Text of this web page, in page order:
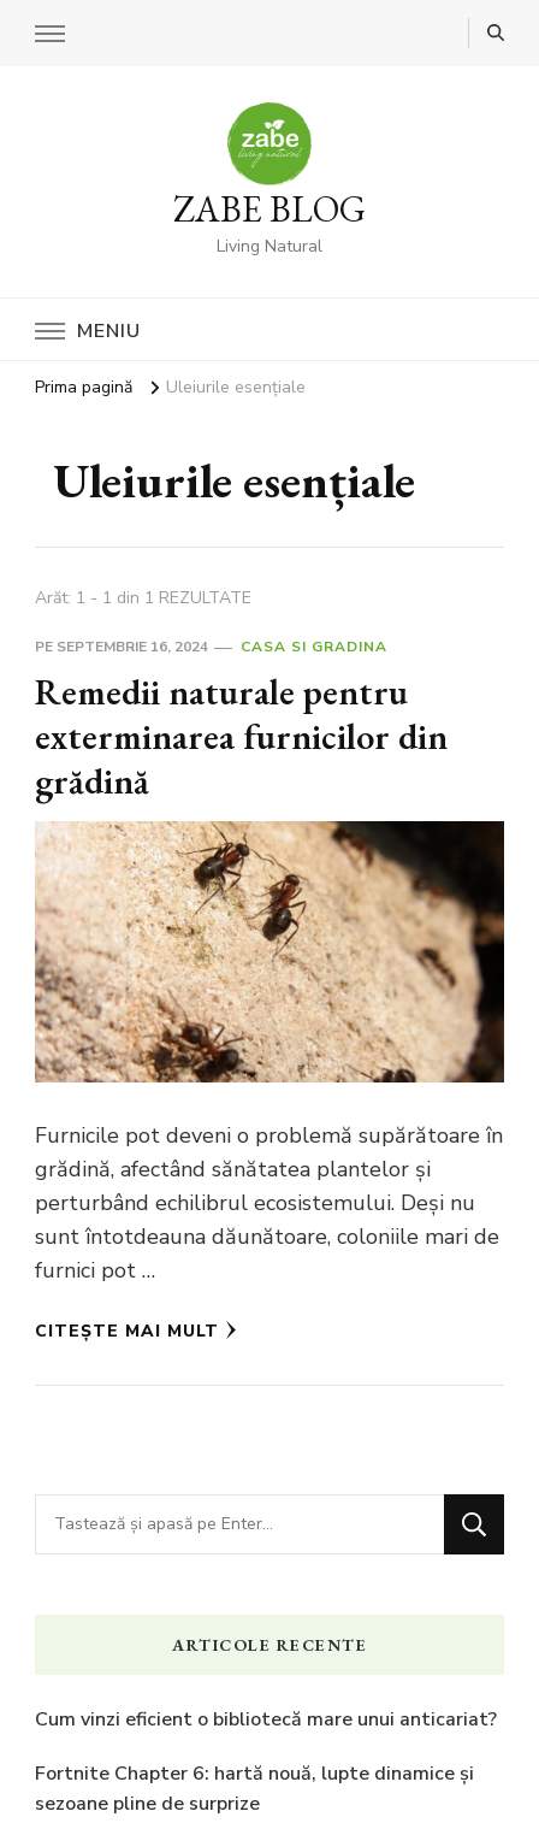
ZABE BLOG
Living Natural
MENIU
Prima pagină Uleiurile esențiale
Uleiurile esențiale
Arăt: 1 - 1 din 1 REZULTATE
PE SEPTEMBRIE 16, 2024 CASA SI GRADINA
Remedii naturale pentru
exterminarea furnicilor din
grădină
Furnicile pot deveni o problemă supărătoare în
grădină, afectând sănătatea plantelor și
perturbând echilibrul ecosistemului. Deși nu
sunt întotdeauna dăunătoare, coloniile mari de
furnici pot …
CITEȘTE MAI MULT
Cauți
ceva?
ARTICOLE RECENTE
Cum vinzi eficient o bibliotecă mare unui anticariat?
Fortnite Chapter 6: hartă nouă, lupte dinamice și
sezoane pline de surprize